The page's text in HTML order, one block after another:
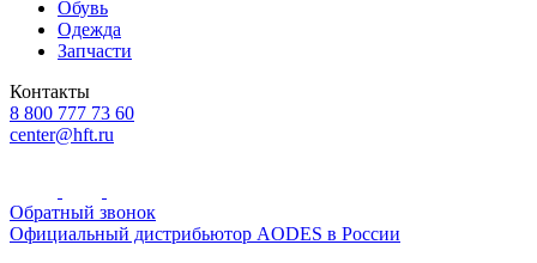
Обувь
Одежда
Запчасти
Контакты
8 800 777 73 60
center@hft.ru
Обратный звонок
Официальный дистрибьютор AODES в России